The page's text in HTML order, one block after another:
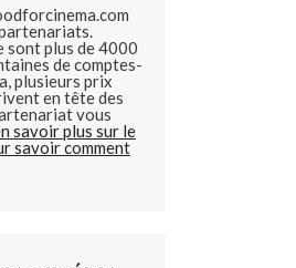
sont plus de 4000
de comptes-
plusieurs prix
en tête des
vous
savoir plus sur le
savoir comment